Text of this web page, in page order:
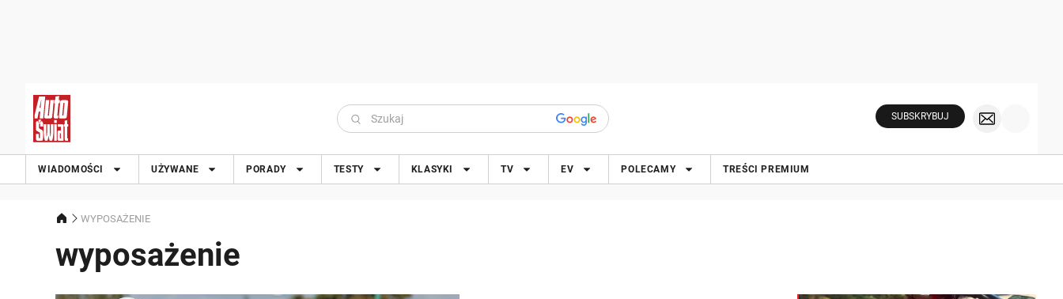
SUBSKRYBUJ
WIADOMOŚCI UŻYWANE PORADY TESTY KLASYKI TV EV POLECAMY TREŚCI PREMIUM
WYPOSAŻENIE
wyposażenie